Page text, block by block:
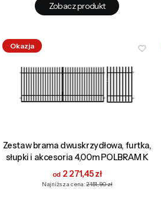
Zobacz produkt
Okazja
Zestaw brama dwuskrzydłowa, furtka,
słupki i akcesoria 4,00m POLBRAM K
Cena promocyjna
2 271,45 zł
Najniższa cena: 2 151,90 zł